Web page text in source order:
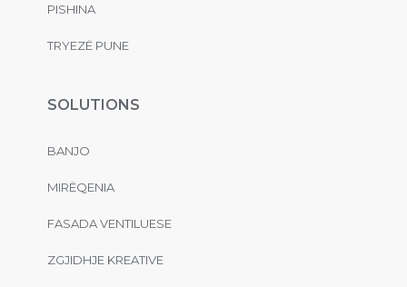
PISHINA
TRYEZË PUNE
SOLUTIONS
BANJO
MIRËQENIA
FASADA VENTILUESE
ZGJIDHJE KREATIVE